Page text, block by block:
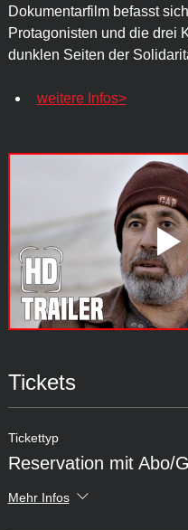
Dokumentarfilm befasst
Protagonisten und die drei
dunklen Seiten der
weitere Infos>
Tickets
Tickettyp
Reservation mit Abo/
Mehr Infos